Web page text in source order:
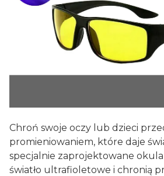
Chroń swoje oczy lub dzieci
promieniowaniem, które daje
specjalnie zaprojektowane
światło ultrafioletowe i chronią